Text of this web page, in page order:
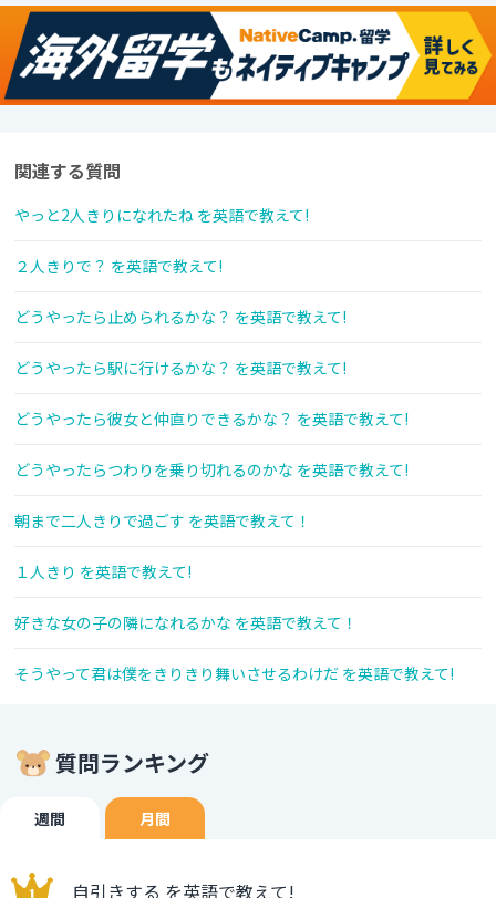
関連する質問
やっと2人きりになれたね を英語で教えて!
２人きりで？ を英語で教えて!
どうやったら止められるかな？ を英語で教えて!
どうやったら駅に行けるかな？ を英語で教えて!
どうやったら彼女と仲直りできるかな？ を英語で教えて!
どうやったらつわりを乗り切れるのかな を英語で教えて!
朝まで二人きりで過ごす を英語で教えて！
１人きり を英語で教えて!
好きな女の子の隣になれるかな を英語で教えて！
そうやって君は僕をきりきり舞いさせるわけだ を英語で教えて!
質問ランキング
週間 月間
自引きする を英語で教えて!